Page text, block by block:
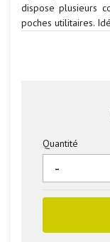
dispose plusieurs
poches utilitaires.
Quantité
-